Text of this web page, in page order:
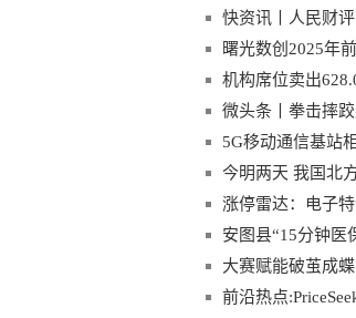
快资讯丨人民财
曙光数创2025年
机构席位卖出
微头条丨拳击摔
5G移动通信基站
今明两天 我国北
涨停雷达：电子
安图县“15分钟医
大赛赋能破茧成
前沿热点